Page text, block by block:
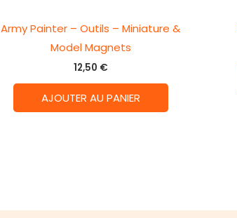
Army Painter – Outils – Miniature &
Model Magnets
12,50 €
AJOUTER AU PANIER